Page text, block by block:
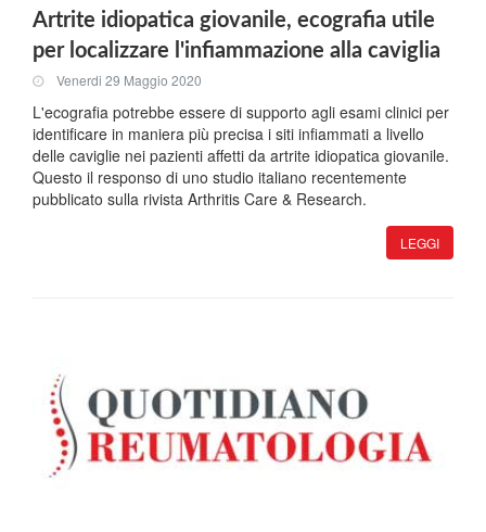
Artrite idiopatica giovanile, ecografia utile
per localizzare l'infiammazione alla caviglia
Venerdi 29 Maggio 2020
L'ecografia potrebbe essere di supporto agli esami clinici per
identificare in maniera più precisa i siti infiammati a livello
delle caviglie nei pazienti affetti da artrite idiopatica giovanile.
Questo il responso di uno studio italiano recentemente
pubblicato sulla rivista Arthritis Care & Research.
LEGGI